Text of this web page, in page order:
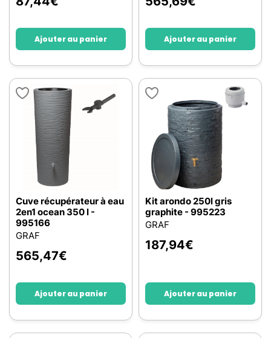
Ajouter au panier Ajouter au panier
Cuve récupérateur à eau
2en1 ocean 350 l -
995166
GRAF
565,47€
Ajouter au panier
Kit arondo 250l gris
graphite - 995223
GRAF
187,94€
Ajouter au panier